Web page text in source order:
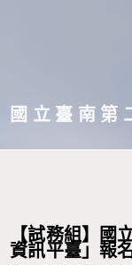
主國立臺南第
【試務組】國
資訊平臺」報